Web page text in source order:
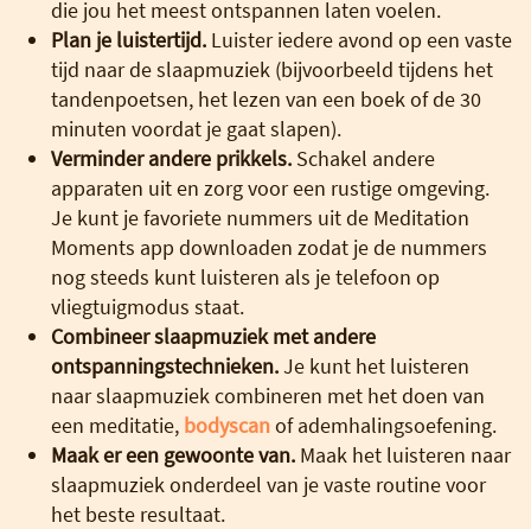
die jou het meest ontspannen laten voelen.
Plan je luistertijd. Luister iedere avond op een vaste
tijd naar de slaapmuziek (bijvoorbeeld tijdens het
tandenpoetsen, het lezen van een boek of de 30
minuten voordat je gaat slapen).
Verminder andere prikkels. Schakel andere
apparaten uit en zorg voor een rustige omgeving.
Je kunt je favoriete nummers uit de Meditation
Moments app downloaden zodat je de nummers
nog steeds kunt luisteren als je telefoon op
vliegtuigmodus staat.
Combineer slaapmuziek met andere
ontspanningstechnieken.Je kunt het luisteren
naar slaapmuziek combineren met het doen van
een meditatie, bodyscanof ademhalingsoefening.
Maak er een gewoonte van. Maak het luisteren naar
slaapmuziek onderdeel van je vaste routine voor
het beste resultaat.